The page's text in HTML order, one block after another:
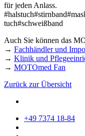
für jeden Anlass.
tuch#schweißband
Auch Sie können das
→ Fachhändler und
→ Klinik und
→ MOTOmed Fan
Zurück zur Übersicht
+49 7374 18-84